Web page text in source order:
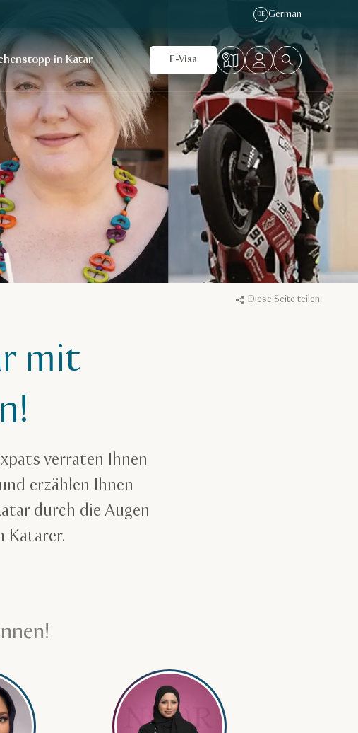
DE German
in Katar E-Visa
Diese Seite teilen
mit
verraten Ihnen
erzählen Ihnen
durch die Augen
Katarer.
erfahren über Muna Al-Bader Mehr erfahren über Noor al